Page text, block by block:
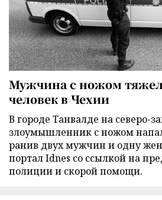
Мужчина с ножом
человек в Чехии
В городе Танвалде на северо-
злоумышленник с ножом
ранив двух мужчин и одну
портал Idnes со ссылкой на
полиции и скорой помощи.